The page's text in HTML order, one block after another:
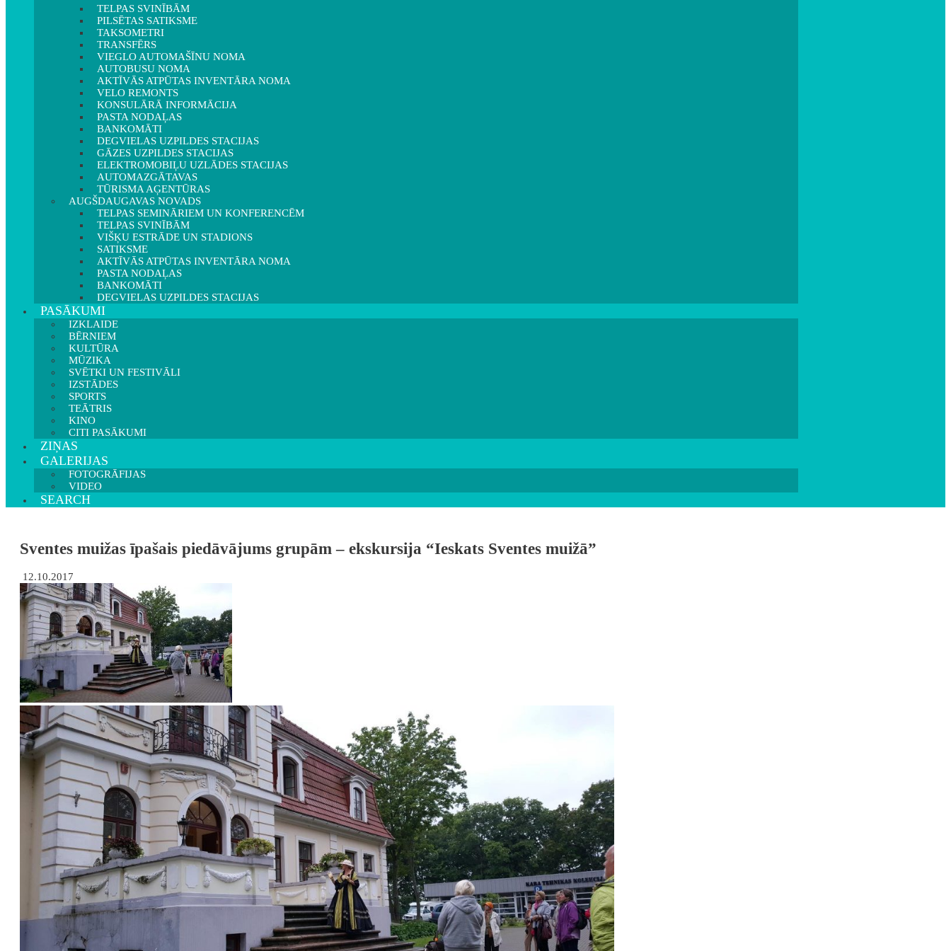
TELPAS SVINĪBĀM
PILSĒTAS SATIKSME
TAKSOMETRI
TRANSFĒRS
VIEGLO AUTOMAŠĪNU NOMA
AUTOBUSU NOMA
AKTĪVĀS ATPŪTAS INVENTĀRA NOMA
VELO REMONTS
KONSULĀRĀ INFORMĀCIJA
PASTA NODAĻAS
BANKOMĀTI
DEGVIELAS UZPILDES STACIJAS
GĀZES UZPILDES STACIJAS
ELEKTROMOBIĻU UZLĀDES STACIJAS
AUTOMAZGĀTAVAS
TŪRISMA AĢENTŪRAS
AUGŠDAUGAVAS NOVADS
TELPAS SEMINĀRIEM UN KONFERENCĒM
TELPAS SVINĪBĀM
VIŠĶU ESTRĀDE UN STADIONS
SATIKSME
AKTĪVĀS ATPŪTAS INVENTĀRA NOMA
PASTA NODAĻAS
BANKOMĀTI
DEGVIELAS UZPILDES STACIJAS
PASĀKUMI
IZKLAIDE
BĒRNIEM
KULTŪRA
MŪZIKA
SVĒTKI UN FESTIVĀLI
IZSTĀDES
SPORTS
TEĀTRIS
KINO
CITI PASĀKUMI
ZIŅAS
GALERIJAS
FOTOGRĀFIJAS
VIDEO
SEARCH
Sventes muižas īpašais piedāvājums grupām – ekskursija “Ieskats Sventes muižā”
12.10.2017